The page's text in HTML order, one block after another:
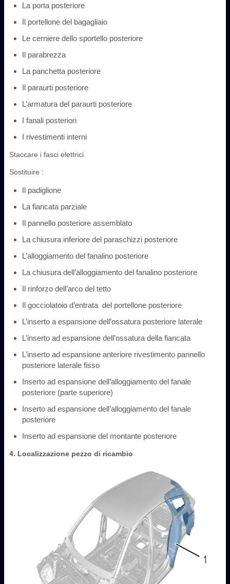
La porta posteriore
Il portellone del bagagliaio
Le cerniere dello sportello posteriore
Il parabrezza
La panchetta posteriore
Il paraurti posteriore
L’armatura del paraurti posteriore
I fanali posteriori
I rivestimenti interni
Staccare i fasci elettrici.
Sostituire :
Il padiglione
La fiancata parziale
Il pannello posteriore assemblato
La chiusura inferiore del paraschizzi posteriore
L’alloggiamento del fanalino posteriore
La chiusura dell’alloggiamento del fanalino posteriore
Il rinforzo dell’arco del tetto
Il gocciolatoio d’entrata ‎ del portellone posteriore ‎
L’inserto a espansione dell’ossatura posteriore laterale
L’inserto ad espansione dell’ossatura della fiancata
L’inserto ad espansione anteriore rivestimento pannello
posteriore laterale fisso
Inserto ad espansione dell’alloggiamento del fanale
posteriore (parte superiore)
Inserto ad espansione dell’alloggiamento del fanale
posteriore
Inserto ad espansione del montante posteriore
4. Localizzazione pezzo di ricambio